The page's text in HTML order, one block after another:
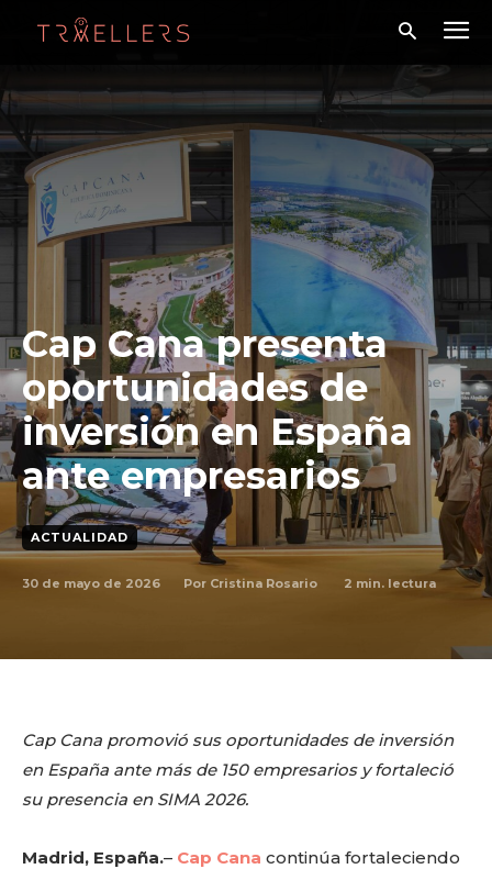
Cap Cana presenta
oportunidades de
inversión en España
ante empresarios
ACTUALIDAD
30 de mayo de 2026 Por Cristina Rosario 2 min. lectura
Cap Cana promovió sus oportunidades de inversión
en España ante más de 150 empresarios y fortaleció
su presencia en SIMA 2026.
Madrid, España.– Cap Cana continúa fortaleciendo